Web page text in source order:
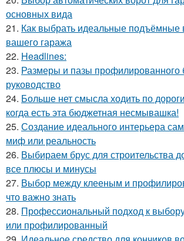
основных вида
21. Как выбрать идеальные подъёмные
вашего гаража
22. Headlines:
23. Размеры и пазы профилированного
руководство
24. Больше нет смысла ходить по
когда есть эта бюджетная несмывашка!
25. Создание идеального интерьера
миф или реальность
26. Выбираем брус для строительства
все плюсы и минусы
27. Выбор между клееным и
что важно знать
28. Профессиональный подход к
или профилированный